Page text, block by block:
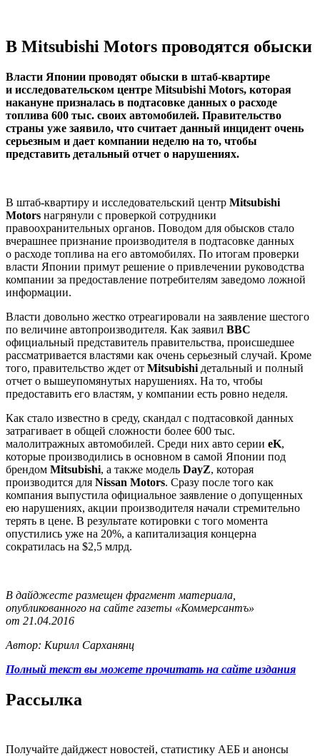
В Mitsubishi Motors проводятся обыски
Власти Японии проводят обыски в штаб-квартире
и исследовательском центре Mitsubishi Motors, которая
накануне призналась в подтасовке данных о расходе
топлива 600 тыс. своих автомобилей. Правительство
страны уже заявило, что считает данный инцидент очень
серьезным и дает компании неделю на то, чтобы
представить детальный отчет о нарушениях.
В штаб-квартиру и исследовательский центр Mitsubishi
Motors нагрянули с проверкой сотрудники
правоохранительных органов. Поводом для обысков стало
вчерашнее признание производителя в подтасовке данных
о расходе топлива на его автомобилях. По итогам проверки
власти Японии примут решение о привлечении руководства
компании за предоставление потребителям заведомо ложной
информации.
Власти довольно жестко отреагировали на заявление шестого
по величине автопроизводителя. Как заявил BBC
официальный представитель правительства, происшедшее
рассматривается властями как очень серьезный случай. Кроме
того, правительство ждет от Mitsubishi детальный и полный
отчет о вышеупомянутых нарушениях. На то, чтобы
предоставить его властям, у компании есть ровно неделя.
Как стало известно в среду, скандал с подтасовкой данных
затрагивает в общей сложности более 600 тыс.
малолитражных автомобилей. Среди них авто серии eK,
которые производились в основном в самой Японии под
брендом Mitsubishi, а также модель DayZ, которая
производится для Nissan Motors. Сразу после того как
компания выпустила официальное заявление о допущенных
ею нарушениях, акции производителя начали стремительно
терять в цене. В результате котировки с того момента
опустились уже на 20%, а капитализация концерна
сократилась на $2,5 млрд.
В дайджесте размещен фрагмент материала,
опубликованного на сайте газеты «Коммерсантъ»
от 21.04.2016
Автор: Кирилл Сарханянц
Полный текст вы можете прочитать на сайте издания
Рассылка
Получайте дайджест новостей, статистику АЕБ и анонсы